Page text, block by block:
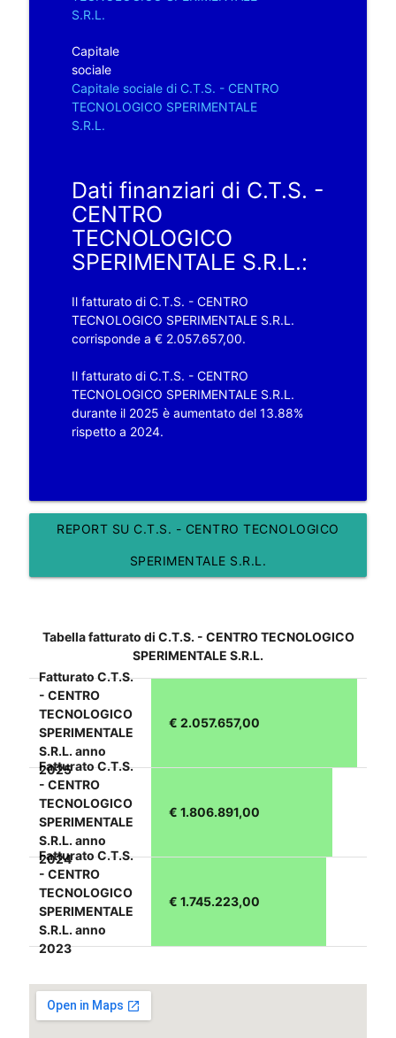
S.R.L.
Capitale
sociale
Capitale sociale di C.T.S. - CENTRO
TECNOLOGICO SPERIMENTALE
S.R.L.
Dati finanziari di C.T.S. -
CENTRO
TECNOLOGICO
SPERIMENTALE S.R.L.:
Il fatturato di C.T.S. - CENTRO
TECNOLOGICO SPERIMENTALE S.R.L.
corrisponde a € 2.057.657,00.
Il fatturato di C.T.S. - CENTRO
TECNOLOGICO SPERIMENTALE S.R.L.
durante il 2025 è aumentato del 13.88%
rispetto a 2024.
REPORT SU C.T.S. - CENTRO TECNOLOGICO
SPERIMENTALE S.R.L.
Tabella fatturato di C.T.S. - CENTRO TECNOLOGICO
SPERIMENTALE S.R.L.
Fatturato C.T.S.
- CENTRO
TECNOLOGICO
SPERIMENTALE
S.R.L. anno
2025
€ 2.057.657,00
Fatturato C.T.S.
- CENTRO
TECNOLOGICO
SPERIMENTALE
S.R.L. anno
2024
€ 1.806.891,00
Fatturato C.T.S.
- CENTRO
TECNOLOGICO
SPERIMENTALE
S.R.L. anno
2023
€ 1.745.223,00